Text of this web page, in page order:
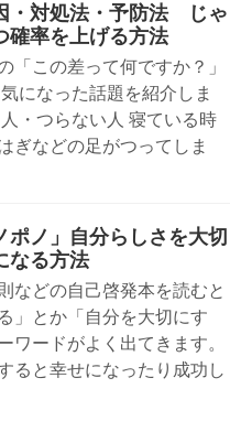
・対処法・予防法 じゃ
確率を上げる方法
「この差って何ですか？」
になった話題を紹介しま
・つらない人 寝ている時
ぎなどの足がつってしま
ポノ」自分らしさを大切
なる方法
などの自己啓発本を読むと
」とか「自分を大切にす
ワードがよく出てきます。
ると幸せになったり成功し